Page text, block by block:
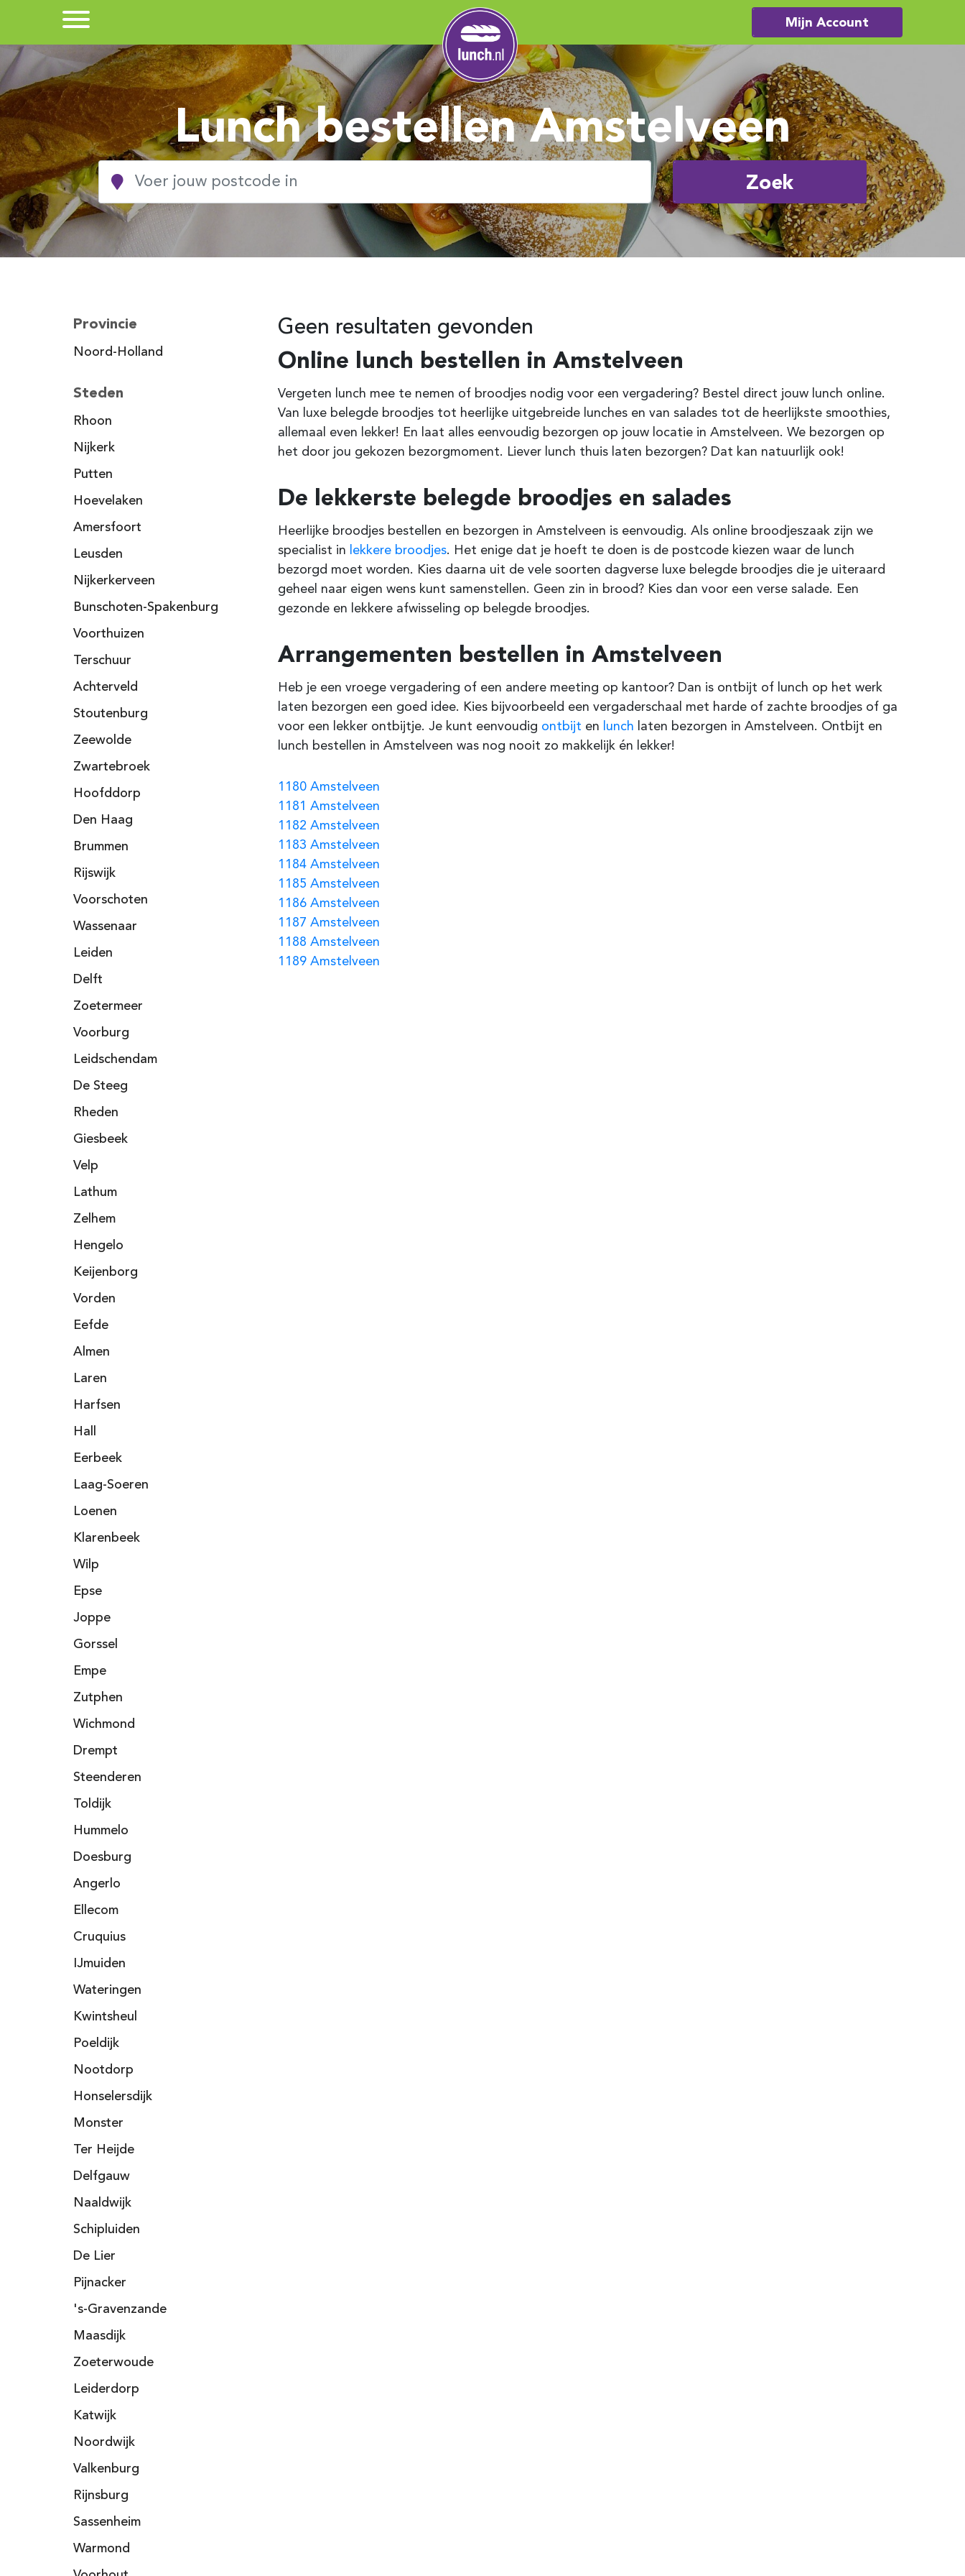
Mijn Account
Lunch bestellen Amstelveen
Zoek
Provincie
Noord-Holland
Steden
Rhoon
Nijkerk
Putten
Hoevelaken
Amersfoort
Leusden
Nijkerkerveen
Bunschoten-Spakenburg
Voorthuizen
Terschuur
Achterveld
Stoutenburg
Zeewolde
Zwartebroek
Hoofddorp
Den Haag
Brummen
Rijswijk
Voorschoten
Wassenaar
Leiden
Delft
Zoetermeer
Voorburg
Leidschendam
De Steeg
Rheden
Giesbeek
Velp
Lathum
Zelhem
Hengelo
Keijenborg
Vorden
Eefde
Almen
Laren
Harfsen
Hall
Eerbeek
Laag-Soeren
Loenen
Klarenbeek
Wilp
Epse
Joppe
Gorssel
Empe
Zutphen
Wichmond
Drempt
Steenderen
Toldijk
Hummelo
Doesburg
Angerlo
Ellecom
Cruquius
IJmuiden
Wateringen
Kwintsheul
Poeldijk
Nootdorp
Honselersdijk
Monster
Ter Heijde
Delfgauw
Naaldwijk
Schipluiden
De Lier
Pijnacker
's-Gravenzande
Maasdijk
Zoeterwoude
Leiderdorp
Katwijk
Noordwijk
Valkenburg
Rijnsburg
Sassenheim
Warmond
Geen resultaten gevonden
Online lunch bestellen in Amstelveen
Vergeten lunch mee te nemen of broodjes nodig voor een vergadering? Bestel direct jouw lunch online.
Van luxe belegde broodjes tot heerlijke uitgebreide lunches en van salades tot de heerlijkste smoothies,
allemaal even lekker! En laat alles eenvoudig bezorgen op jouw locatie in Amstelveen. We bezorgen op
het door jou gekozen bezorgmoment. Liever lunch thuis laten bezorgen? Dat kan natuurlijk ook!
De lekkerste belegde broodjes en salades
Heerlijke broodjes bestellen en bezorgen in Amstelveen is eenvoudig. Als online broodjeszaak zijn we
specialist in
lekkere broodjes. Het enige dat je hoeft te doen is de postcode kiezen waar de lunch
bezorgd moet worden. Kies daarna uit de vele soorten dagverse luxe belegde broodjes die je uiteraard
geheel naar eigen wens kunt samenstellen. Geen zin in brood? Kies dan voor een verse salade. Een
gezonde en lekkere afwisseling op belegde broodjes.
Arrangementen bestellen in Amstelveen
Heb je een vroege vergadering of een andere meeting op kantoor? Dan is ontbijt of lunch op het werk
laten bezorgen een goed idee. Kies bijvoorbeeld een vergaderschaal met harde of zachte broodjes of ga
voor een lekker ontbijtje. Je kunt eenvoudig ontbijt en lunch laten bezorgen in Amstelveen. Ontbijt en
lunch bestellen in Amstelveen was nog nooit zo makkelijk én lekker!
1180 Amstelveen
1181 Amstelveen
1182 Amstelveen
1183 Amstelveen
1184 Amstelveen
1185 Amstelveen
1186 Amstelveen
1187 Amstelveen
1188 Amstelveen
1189 Amstelveen